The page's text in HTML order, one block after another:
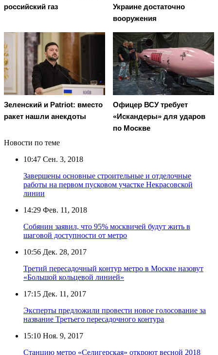
российский газ
Украине достаточно
вооружения
Зеленский и Patriot: вместо
ракет нашли анекдоты
Офицер ВСУ требует
«Искандеры» для ударов
по Москве
Новости по теме
10:47 Сен. 3, 2018
Завершены основные строительные и отделочные
работы на первом пусковом участке Некрасовской
линии
14:29 Фев. 11, 2018
Собянин заявил, что 95% москвичей будут жить в
шаговой доступности от метро
10:56 Дек. 28, 2017
Третий пересадочный контур метро в Москве назовут
«Большой кольцевой линией»
17:15 Дек. 11, 2017
Эксперты предложили провести новое голосование за
название Третьего пересадочного контура
15:10 Ноя. 9, 2017
Станцию метро «Селигерская» откроют весной 2018